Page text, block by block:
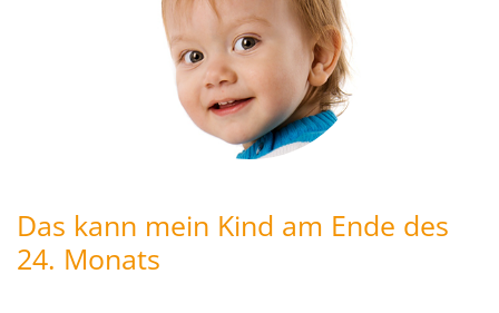
Das kann mein Kind am Ende des
24. Monats